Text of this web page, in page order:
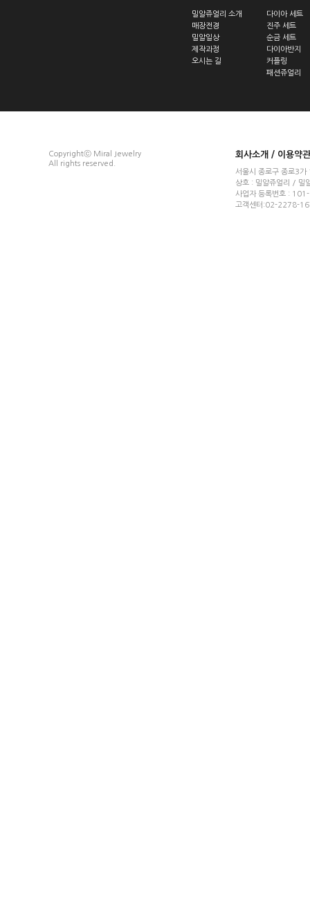
밀알쥬얼리 소개
매장전경
밀알일상
제작과정
오시는 길
다이아 세트
진주 세트
순금 세트
다이아반지
커플링
패션쥬얼리
Copyrightⓒ Miral Jewelry
All rights reserved.
회사소개 / 이용약관
서울시 종로구 종로3
상호 : 밀알쥬얼리 / 밀
사업자 등록번호 :
고객센터:02-2278-